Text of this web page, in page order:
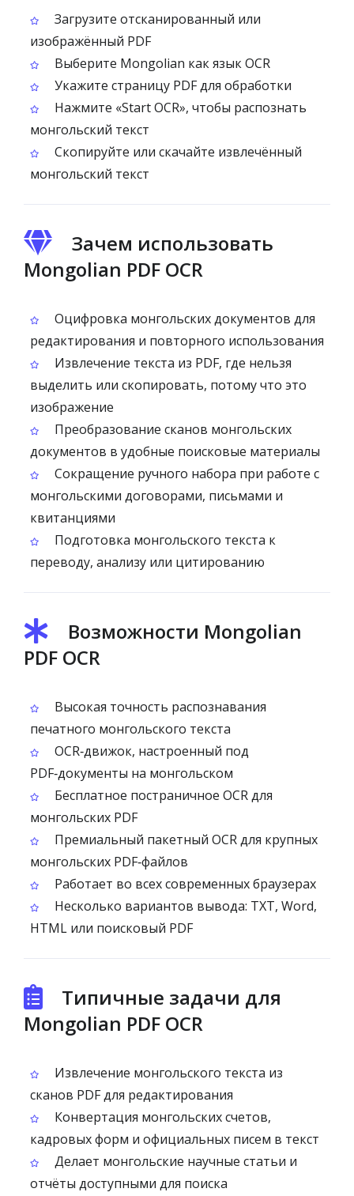
Загрузите отсканированный или
изображённый PDF
Выберите Mongolian как язык OCR
Укажите страницу PDF для обработки
Нажмите «Start OCR», чтобы распознать
монгольский текст
Скопируйте или скачайте извлечённый
монгольский текст
Зачем использовать
Mongolian PDF OCR
Оцифровка монгольских документов для
редактирования и повторного использования
Извлечение текста из PDF, где нельзя
выделить или скопировать, потому что это
изображение
Преобразование сканов монгольских
документов в удобные поисковые материалы
Сокращение ручного набора при работе с
монгольскими договорами, письмами и
квитанциями
Подготовка монгольского текста к
переводу, анализу или цитированию
Возможности Mongolian
PDF OCR
Высокая точность распознавания
печатного монгольского текста
OCR‑движок, настроенный под
PDF‑документы на монгольском
Бесплатное постраничное OCR для
монгольских PDF
Премиальный пакетный OCR для крупных
монгольских PDF‑файлов
Работает во всех современных браузерах
Несколько вариантов вывода: TXT, Word,
HTML или поисковый PDF
Типичные задачи для
Mongolian PDF OCR
Извлечение монгольского текста из
сканов PDF для редактирования
Конвертация монгольских счетов,
кадровых форм и официальных писем в текст
Делает монгольские научные статьи и
отчёты доступными для поиска